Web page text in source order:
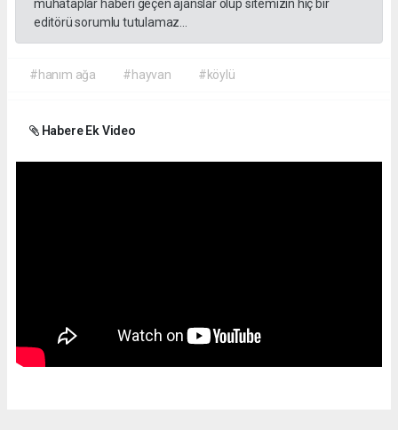
muhataplar haberi geçen ajanslar olup sitemizin hiç bir
editörü sorumlu tutulamaz...
#hanım ağa #hayvan #köylü
Habere Ek Video